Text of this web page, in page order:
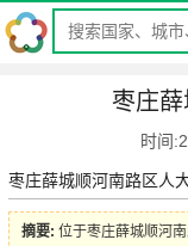
枣庄
时间
枣庄薛城顺河南路区人
摘要: 位于枣庄薛城顺河